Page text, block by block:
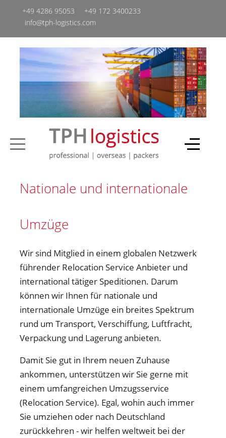
+49 4286 95053
+49 ‭172 3400233‬
info@tph-logistics.com
Nationale und internationale
Umzüge
Wir sind Mitglied in einem globalen Netzwerk
führender Relocation Service Anbieter und
international tätiger Speditionen. Darum
können wir Ihnen für nationale und
internationale Umzüge ein breites Spektrum
rund um Transport, Verschiffung, Luftfracht,
Verpackung und Lagerung anbieten.
Damit Sie gut in Ihrem neuen Zuhause
ankommen, unterstützen wir Sie gerne mit
einem umfangreichen Umzugsservice
(Relocation Service). Egal, wohin auch immer
Sie umziehen oder nach Deutschland
zurückkehren - wir helfen weltweit bei der